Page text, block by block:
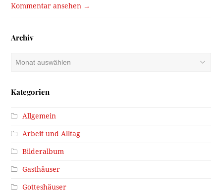
Kommentar ansehen →
Archiv
Archiv
Kategorien
Allgemein
Arbeit und Alltag
Bilderalbum
Gasthäuser
Gotteshäuser